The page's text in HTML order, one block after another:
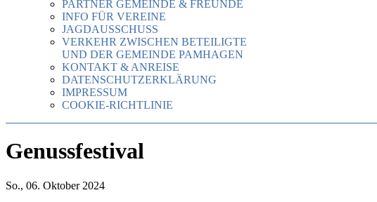
PARTNER GEMEINDE & FREUNDE
INFO FÜR VEREINE
JAGDAUSSCHUSS
VERKEHR ZWISCHEN BETEILIGTE
UND DER GEMEINDE PAMHAGEN
KONTAKT & ANREISE
DATENSCHUTZERKLÄRUNG
IMPRESSUM
COOKIE-RICHTLINIE
Genussfestival
So., 06. Oktober 2024